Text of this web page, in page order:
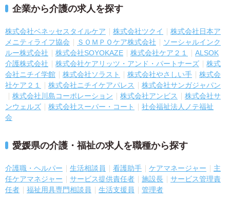
企業から介護の求人を探す
株式会社ベネッセスタイルケア 株式会社ツクイ
株式会社日本ア
メニティライフ協会
ＳＯＭＰＯケア株式会社
ソーシャルインク
ルー株式会社
株式会社SOYOKAZE 株式会社ケア２１
ALSOK
介護株式会社
株式会社ケアリッツ・アンド・パートナーズ
株式
会社ニチイ学館
株式会社ソラスト 株式会社やさしい手
株式会
社ケア２１
株式会社ニチイケアパレス
株式会社サンガジャパン
株式会社川島コーポレーション
株式会社アンビス
株式会社サ
ンウェルズ
株式会社スーパー・コート
社会福祉法人ノテ福祉
会
愛媛県の介護・福祉の求人を職種から探す
介護職・ヘルパー 生活相談員 看護助手 ケアマネージャー
主
任ケアマネジャー
サービス提供責任者 施設長
サービス管理責
任者
福祉用具専門相談員 生活支援員 管理者